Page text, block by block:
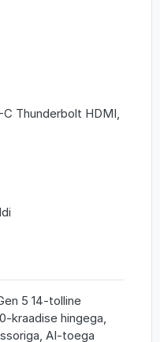
C Thunderbolt HDMI,
5 14-tolline
kraadise hingega,
AI-toega